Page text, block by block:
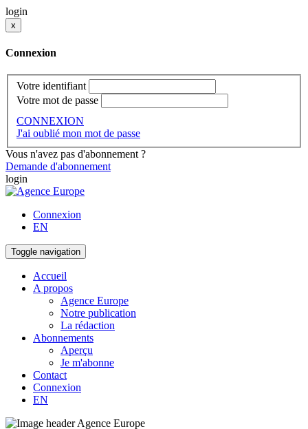
login
x
Connexion
Votre identifiant
Votre mot de passe
CONNEXION
J'ai oublié mon mot de passe
Vous n'avez pas d'abonnement ?
Demande d'abonnement
login
Connexion
EN
Toggle navigation
Accueil
A propos
Agence Europe
Notre publication
La rédaction
Abonnements
Aperçu
Je m'abonne
Contact
Connexion
EN